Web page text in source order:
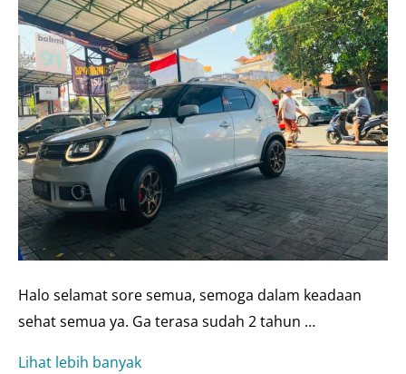
Halo selamat sore semua, semoga dalam keadaan
sehat semua ya. Ga terasa sudah 2 tahun …
Upgrade
Lihat lebih banyak